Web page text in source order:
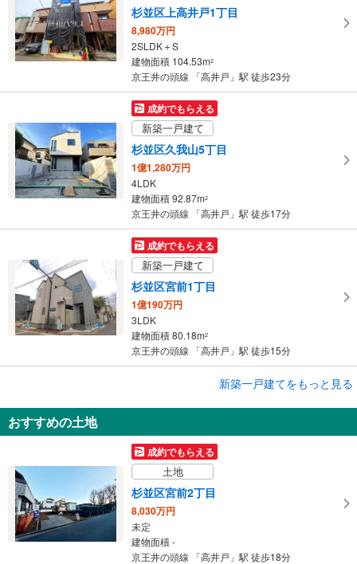
ペ
ー
ジ
保
す
る
杉並区上高井戸1丁目
8,980万円
2SLDK＋S
建物面積 104.53m2
京王井の頭線 「高井戸」駅 徒歩23分
成約でもらえる
新築一戸建て
杉並区久我山5丁目
1億1,280万円
4LDK
建物面積 92.87m2
京王井の頭線 「高井戸」駅 徒歩17分
成約でもらえる
新築一戸建て
杉並区宮前1丁目
1億190万円
3LDK
建物面積 80.18m2
京王井の頭線 「高井戸」駅 徒歩15分
9,390万円
2LDK＋S
建物面積 74.31m
京王井の頭線 「高井戸」駅 徒歩15分
新築一戸建てをもっと見る
おすすめの土地
成約でもらえる
土地
杉並区宮前2丁目
8,030万円
未定
建物面積 -
京王井の頭線 「高井戸」駅 徒歩18分